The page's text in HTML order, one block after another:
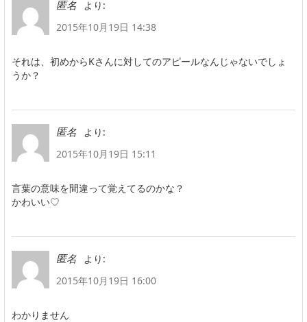
匿名
より:
2015年10月19日 14:38
それは、初めからKさんに対してのアピールなんじゃないでしょ
うか？
匿名
より:
2015年10月19日 15:11
言葉の意味を間違って覚えてるのかな？
かわいい♡
匿名
より:
2015年10月19日 16:00
わかりません